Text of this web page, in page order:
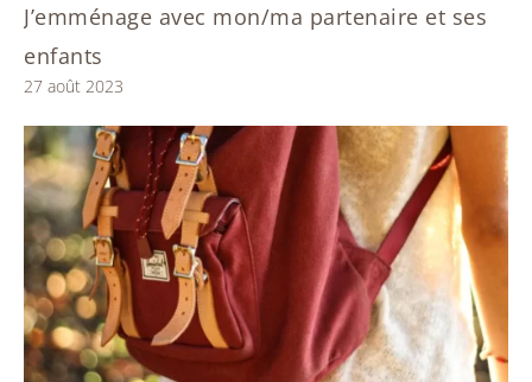
J’emménage avec mon/ma partenaire et ses
enfants
27 août 2023